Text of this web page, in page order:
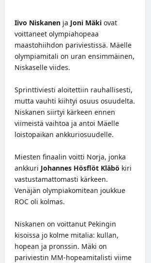
Iivo Niskanen ja Joni Mäki ovat
voittaneet olympiahopeaa
maastohiihdon pariviestissä. Mäelle
olympiamitali on uran ensimmäinen,
Niskaselle viides.
Sprinttiviesti aloitettiin rauhallisesti,
mutta vauhti kiihtyi osuus osuudelta.
Niskanen siirtyi kärkeen ennen
viimeistä vaihtoa ja antoi Mäelle
loistopaikan ankkuriosuudelle.
Miesten finaalin voitti Norja, jonka
ankkuri Johannes Hösflöt Kläbö kiri
vastustamattomasti kärkeen.
Venäjän olympiakomitean joukkue
ROC oli kolmas.
Niskanen on voittanut Pekingin
kisoissa jo kolme mitalia: kullan,
hopean ja pronssin. Mäki on
pariviestin MM-hopeamitalisti viime